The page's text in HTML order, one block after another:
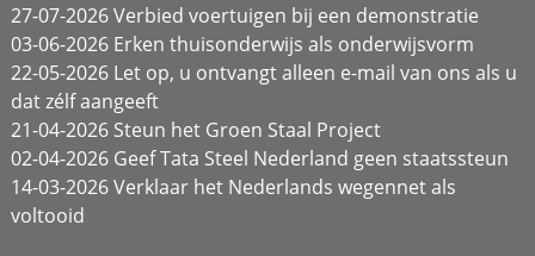
27-07-2026 Verbied voertuigen bij een demonstratie
03-06-2026 Erken thuisonderwijs als onderwijsvorm
22-05-2026 Let op, u ontvangt alleen e-mail van ons als u
dat zélf aangeeft
21-04-2026 Steun het Groen Staal Project
02-04-2026 Geef Tata Steel Nederland geen staatssteun
14-03-2026 Verklaar het Nederlands wegennet als
voltooid